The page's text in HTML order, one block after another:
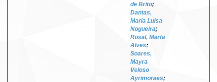
de Brito;
Dantas,
Maria Luisa
Nogueira;
Rosal, Marta
Alves;
Soares,
Mayra
Veloso
Ayrimoraes;